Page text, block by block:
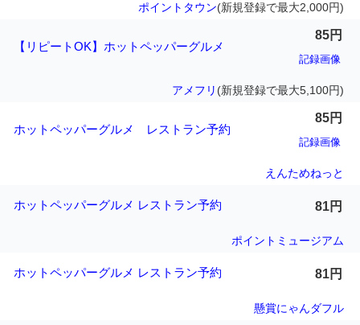
ポイントタウン(新規登録で最大2,000円)
【リピートOK】ホットペッパーグルメ
85円
記録画像
アメフリ (新規登録で最大5,100円)
ホットペッパーグルメ レストラン予約
85円
記録画像
えんためねっと
ホットペッパーグルメ レストラン予約 81円
ポイントミュージアム
ホットペッパーグルメ レストラン予約 81円
懸賞にゃんダフル